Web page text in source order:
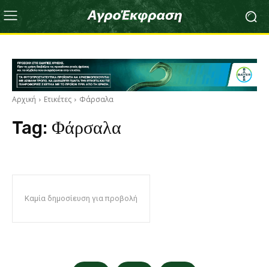
Αρχική Ετικέτες Φάρσαλα
Tag: Φάρσαλα
Καμία δημοσίευση για προβολή